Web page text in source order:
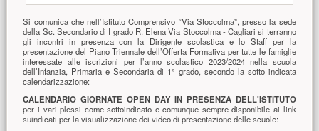
Si comunica che nell’Istituto Comprensivo “Via Stoccolma”, presso la sede
della Sc. Secondario di I grado R. Elena Via Stoccolma - Cagliari si terranno
gli incontri in presenza con la Dirigente scolastica e lo Staff per la
presentazione del Piano Triennale dell’Offerta Formativa per tutte le famiglie
interessate alle iscrizioni per l’anno scolastico 2023/2024 nella scuola
dell’Infanzia, Primaria e Secondaria di 1° grado, secondo la sotto indicata
calendarizzazione:
CALENDARIO GIORNATE OPEN DAY IN PRESENZA DELL'ISTITUTO
per i vari plessi come sottoindicato e comunque sempre disponibile ai link
suindicati per la visualizzazione dei video di presentazione delle scuole: